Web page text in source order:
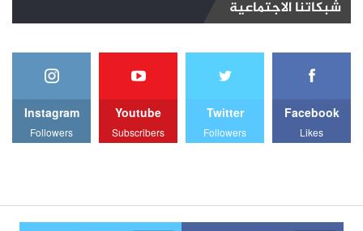
شبكاتنا الاجتماعية
Facebook
Likes
Twitter
Followers
Youtube
Subscribers
Instagram
Followers